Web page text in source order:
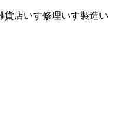
貨店いす修理いす製造い